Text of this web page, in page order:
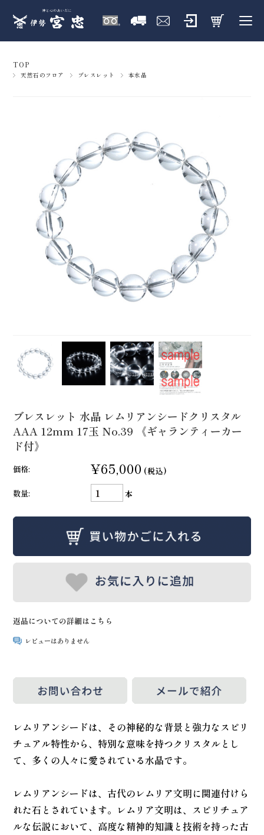
TOP
天然石のフロア ブレスレット 本水晶
ブレスレット 水晶 レムリアンシードクリスタル
AAA 12mm 17玉 No.39 《ギャランティーカー
ド付》
価格: ¥65,000 (税込)
数量:
本
返品についての詳細はこちら
レビューはありません
レムリアンシードは、その神秘的な背景と強力なスピリ
チュアル特性から、特別な意味を持つクリスタルとし
て、多くの人々に愛されている水晶です。
レムリアンシードは、古代のレムリア文明に関連付けら
れた石とされています。レムリア文明は、スピリチュア
ルな伝説において、高度な精神的知識と技術を持った古